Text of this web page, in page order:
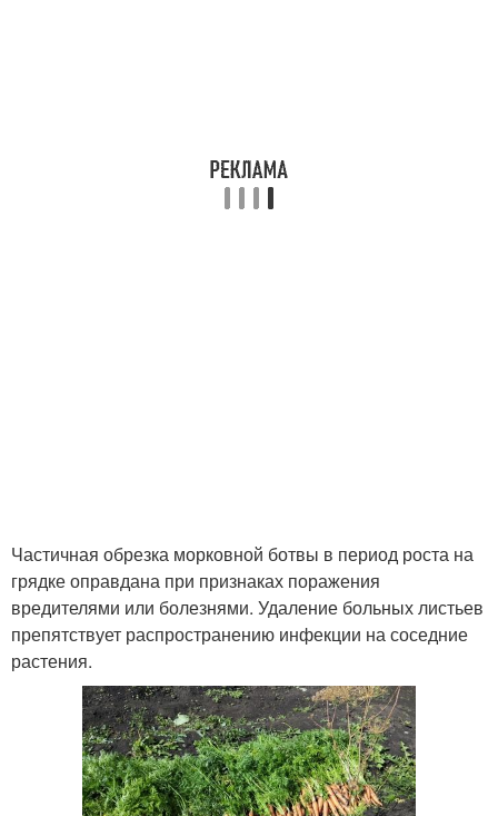
Частичная обрезка морковной ботвы в период роста на
грядке оправдана при признаках поражения
вредителями или болезнями. Удаление больных листьев
препятствует распространению инфекции на соседние
растения.